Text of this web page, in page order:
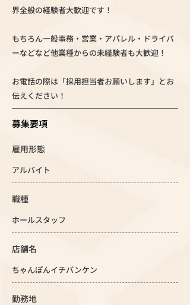
界全般の経験者大歓迎です！
もちろん一般事務・営業・アパレル・ドライバ
ーなどなど他業種からの未経験者も大歓迎！
お電話の際は「採用担当者お願いします」とお
伝えください！
募集要項
雇用形態
アルバイト
職種
ホールスタッフ
店舗名
ちゃんぽんイチバンケン
勤務地